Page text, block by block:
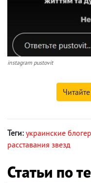
instagram pustovit
Теги: украинские
расставания звезд
Статьи по